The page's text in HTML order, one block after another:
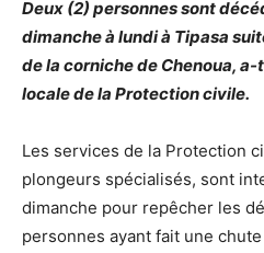
Deux (2) personnes sont
dimanche à lundi à Tipasa
de la corniche de Chenoua,
locale de la Protection civile.
Les services de la Protection
plongeurs spécialisés, sont
dimanche pour repêcher les
personnes ayant fait une